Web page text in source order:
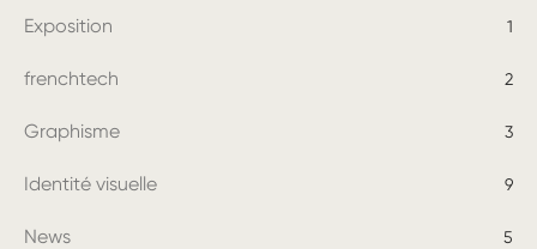
Exposition 1
frenchtech 2
Graphisme 3
Identité visuelle 9
News 5